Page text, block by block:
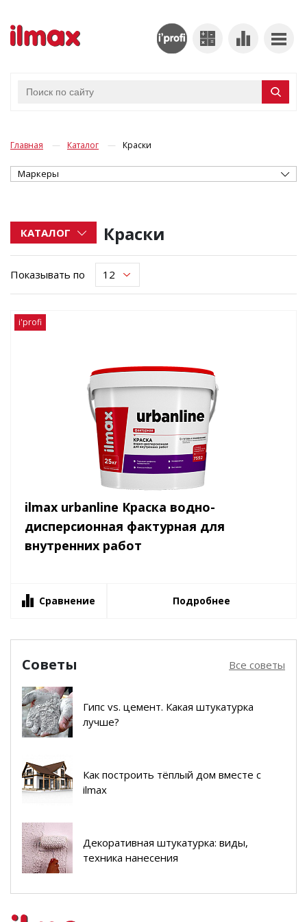
Главная Каталог Краски
Маркеры
КАТАЛОГ Краски
Показывать по
i'profi
ilmax urbanline Краска водно-
дисперсионная фактурная для
внутренних работ
Сравнение Подробнее
Советы Все советы
Гипс vs. цемент. Какая штукатурка
лучше?
Как построить тёплый дом вместе с
ilmax
Декоративная штукатурка: виды,
техника нанесения